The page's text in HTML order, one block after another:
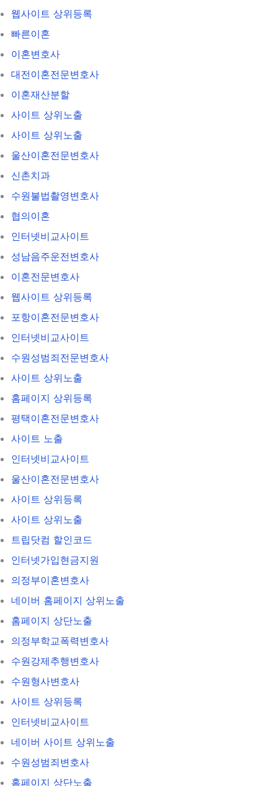
웹사이트 상위등록
빠른이혼
이혼변호사
대전이혼전문변호사
이혼재산분할
사이트 상위노출
사이트 상위노출
울산이혼전문변호사
신촌치과
수원불법촬영변호사
협의이혼
인터넷비교사이트
성남음주운전변호사
이혼전문변호사
웹사이트 상위등록
포항이혼전문변호사
인터넷비교사이트
수원성범죄전문변호사
사이트 상위노출
홈페이지 상위등록
평택이혼전문변호사
사이트 노출
인터넷비교사이트
울산이혼전문변호사
사이트 상위등록
사이트 상위노출
트립닷컴 할인코드
인터넷가입현금지원
의정부이혼변호사
네이버 홈페이지 상위노출
홈페이지 상단노출
의정부학교폭력변호사
수원강제추행변호사
수원형사변호사
사이트 상위등록
인터넷비교사이트
네이버 사이트 상위노출
수원성범죄변호사
홈페이지 상단노출